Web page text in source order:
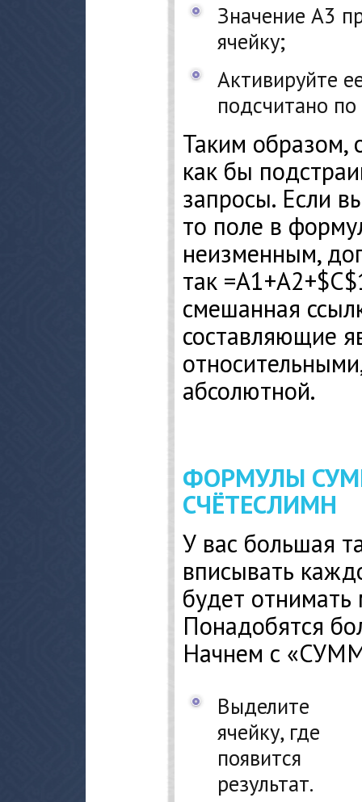
Значение А3
ячейку;
Активируйте
подсчитано
Таким образом,
как бы
запросы. Если
то поле в
неизменным,
так
смешанная
составляющие
абсолютной.
ФОРМУЛЫ
СЧЁТЕСЛИМН
У вас большая
вписывать
будет
Понадобятся
Начнем с
Выделите
ячейку, где
появится
результат.